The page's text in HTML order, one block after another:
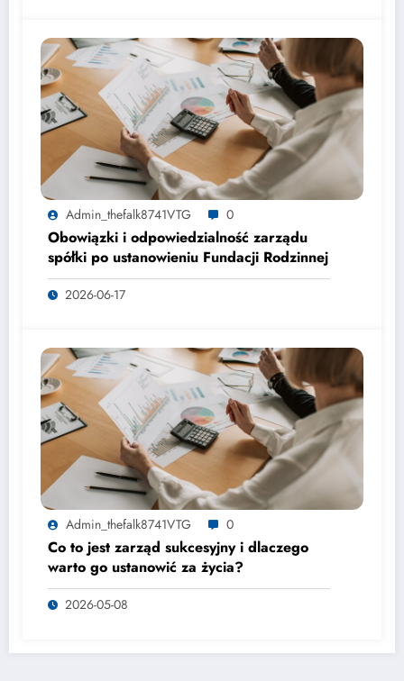
Admin_thefalk8741VTG 0
Obowiązki i odpowiedzialność zarządu
spółki po ustanowieniu Fundacji Rodzinnej
2026-06-17
Admin_thefalk8741VTG 0
Co to jest zarząd sukcesyjny i dlaczego
warto go ustanowić za życia?
2026-05-08